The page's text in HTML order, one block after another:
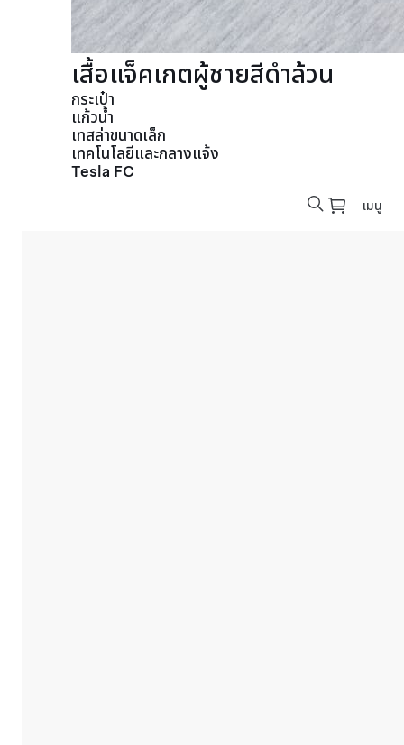
เสื้อแจ็คเกตผู้ชายสีดำล้วน
กระเป๋า
แก้วน้ำ
เทสล่าขนาดเล็ก
เทคโนโลยีและกลางแจ้ง
Tesla FC
เมนู